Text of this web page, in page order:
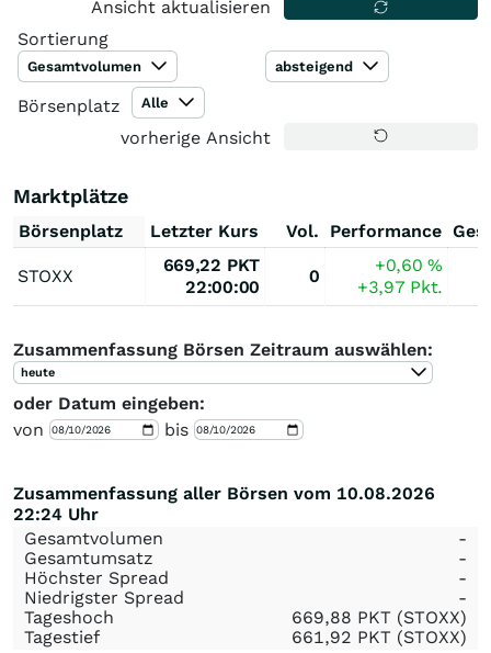
Ansicht aktualisieren
Sortierung
Gesamtvolumen absteigend
Börsenplatz Alle
vorherige Ansicht
Marktplätze
Börsenplatz Letzter Kurs Vol. Performance
STOXX
669,22 PKT
22:00:00
0
+0,60%
+3,97 Pkt.
Zusammenfassung Börsen Zeitraum auswählen:
heute
oder Datum eingeben:
von
bis
Zusammenfassung aller Börsen vom 10.08.2026
22:24 Uhr
Gesamtvolumen
-
Gesamtumsatz
-
Höchster Spread
-
Niedrigster Spread
-
Tageshoch
669,88 PKT (STOXX)
Tagestief
661,92 PKT (STOXX)